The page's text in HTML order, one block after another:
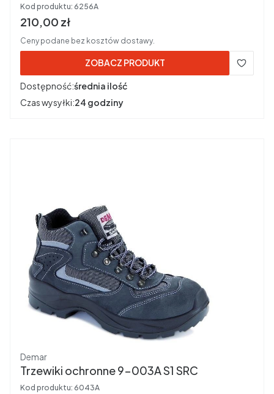
Kod produktu: 6256A
Cena brutto
210,00 zł
Ceny podane bez kosztów dostawy.
ZOBACZ PRODUKT
Dostępność:średnia ilość
Czas wysyłki:24 godziny
Producent
Demar
Trzewiki ochronne 9-003A S1 SRC
Kod produktu: 6043A